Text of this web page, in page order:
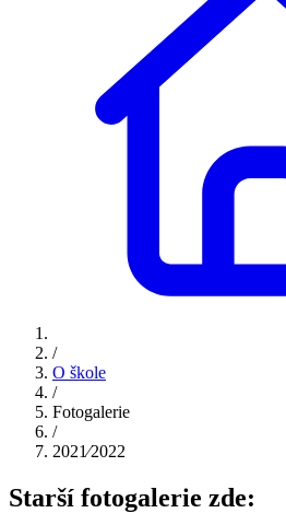
/
O škole
/
Fotogalerie
/
2021⁄2022
Starší fotogalerie zde: